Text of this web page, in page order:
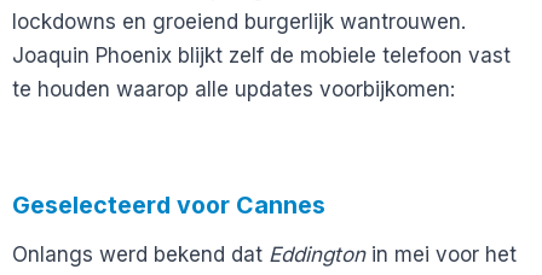
lockdowns en groeiend burgerlijk wantrouwen.
Joaquin Phoenix blijkt zelf de mobiele telefoon vast
te houden waarop alle updates voorbijkomen:
Geselecteerd voor Cannes
Onlangs werd bekend dat Eddingtonin mei voor het